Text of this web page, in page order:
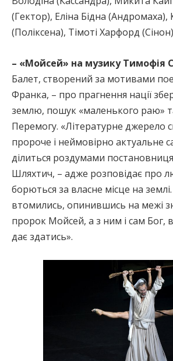
(Гектор), Еліна Бідна (Андромаха),
(Поліксена), Тімоті Харфорд
– «Мойсей» на музику Тимофія
Балет, створений за мотивами
Франка, – про прагнення нації
землю, пошук «маленького раю»
Перемогу. «Літературне джерело
пророче і неймовірно актуальне
ділиться роздумами
Шляхтич, – адже розповідає про
борються за власне місце на
втомились, опинившись на межі
пророк Мойсей, а з ним і сам Бог,
дає здатись».